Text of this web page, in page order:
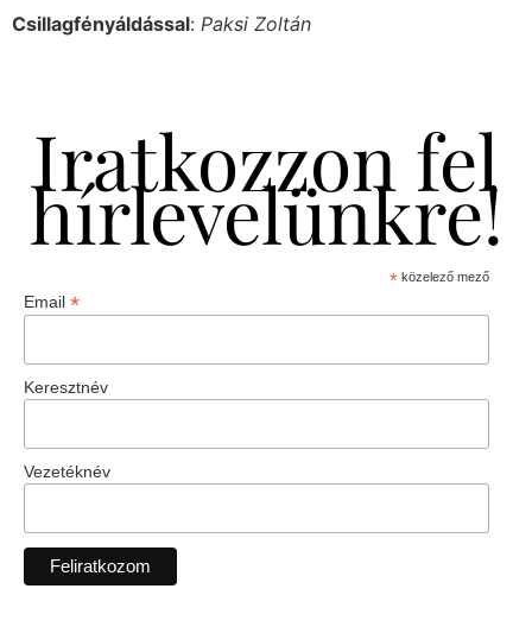
Csillagfényáldással: Paksi Zoltán
Iratkozzon fel
hírlevelünkre!
*közelező mező
Email *
Keresztnév
Vezetéknév